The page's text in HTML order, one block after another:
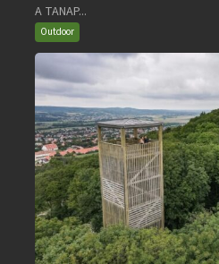
járható
turistaútjai
bejegyzéshez
A TANAP...
Outdoor